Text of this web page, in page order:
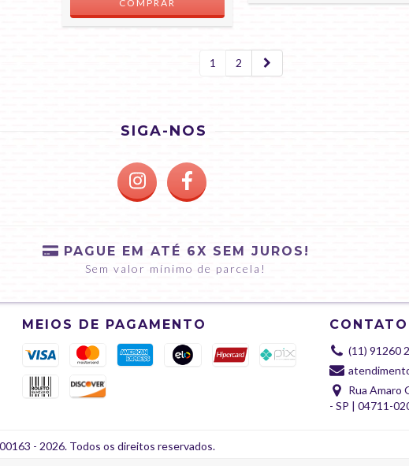
1 2
SIGA-NOS
PAGUE EM ATÉ 6X SEM JUROS!
Sem valor mínimo de parcela!
MEIOS DE PAGAMENTO CONTATO
(11) 91260
Rua Amaro
- SP | 04711-
- 2026. Todos os direitos reservados.